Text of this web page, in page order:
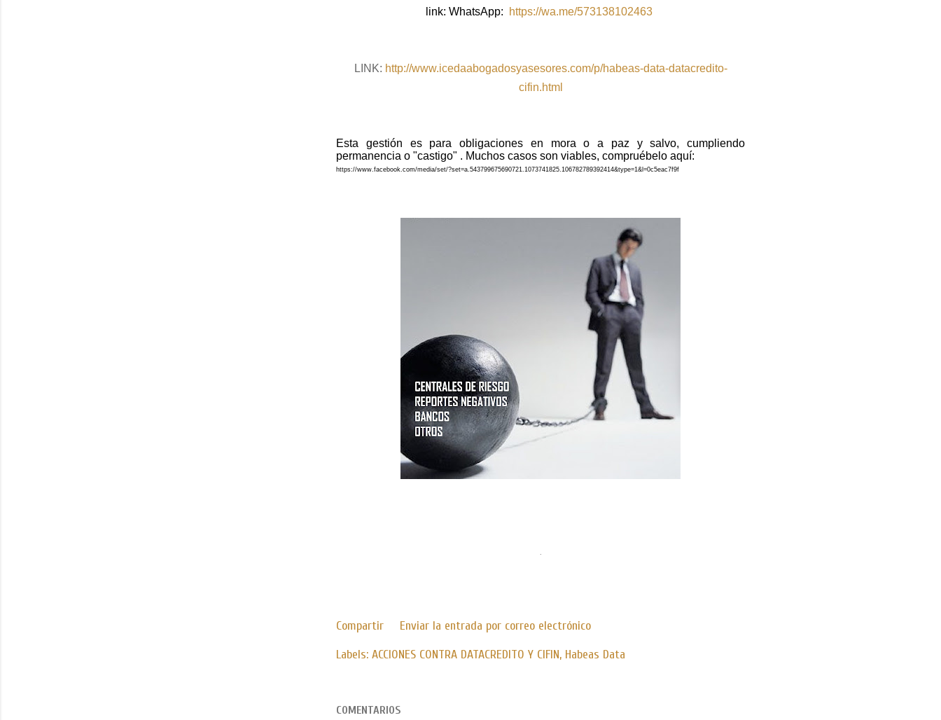
link: WhatsApp: https://wa.me/573138102463
LINK: http://www.icedaabogadosyasesores.com/p/habeas-data-datacredito-
cifin.html
Esta gestión es para obligaciones en mora o a paz y salvo, cumpliendo
permanencia o "castigo" . Muchos casos son viables, compruébelo aquí:
https://www.facebook.com/media/set/?set=a.543799675690721.1073741825.106782789392414&type=1&l=0c5eac7f9f
.
Compartir
Enviar la entrada por correo electrónico
Labels: ACCIONES CONTRA DATACREDITO Y CIFIN Habeas Data
COMENTARIOS